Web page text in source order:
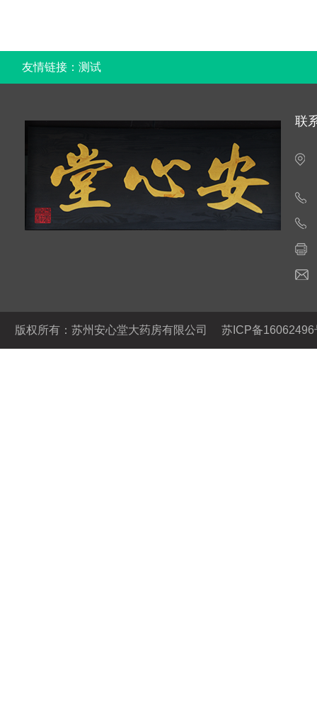
友情链接： 测试
联
版权所有：苏州安心堂大药房有限公司 苏ICP备16062496